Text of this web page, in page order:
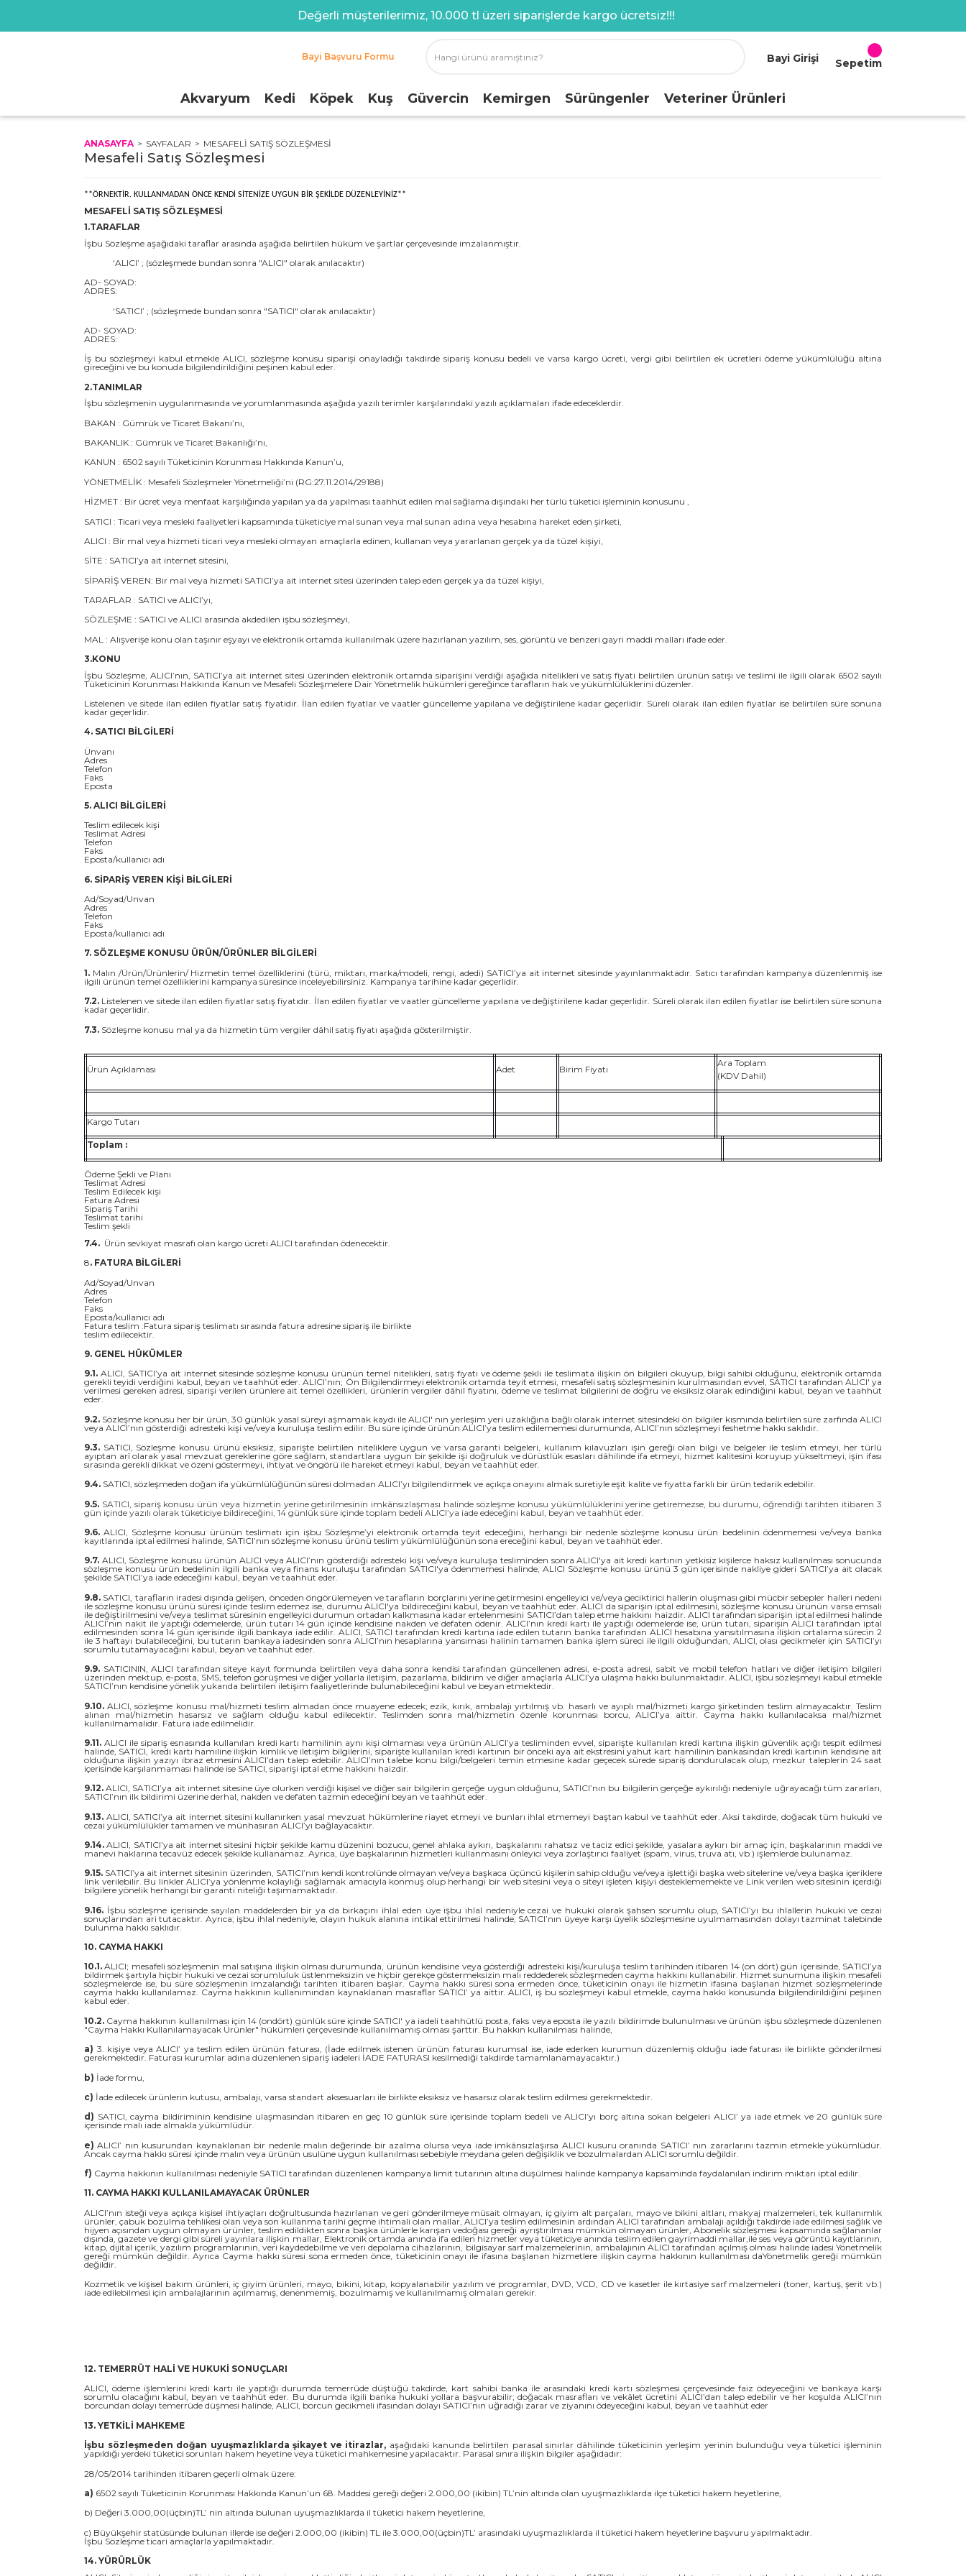
Değerli müşterilerimiz, 10.000 tl üzeri siparişlerde kargo ücretsiz!!!
Bayi Başvuru Formu Bayi Girişi Sepetim
Akvaryum Kedi Köpek Kuş Güvercin Kemirgen Sürüngenler Veteriner Ürünleri
ANASAYFA SAYFALAR MESAFELI SATIŞ SÖZLEŞMESI
Mesafeli Satış Sözleşmesi
**ÖRNEKTİR. KULLANMADAN ÖNCE KENDİ SİTENİZE UYGUN BİR ŞEKİLDE DÜZENLEYİNİZ**
MESAFELİ SATIŞ SÖZLEŞMESİ
1.TARAFLAR
İşbu Sözleşme aşağıdaki taraflar arasında aşağıda belirtilen hüküm ve şartlar çerçevesinde imzalanmıştır.
‘ALICI’ ; (sözleşmede bundan sonra "ALICI" olarak anılacaktır)
AD- SOYAD:
ADRES:
‘SATICI’ ; (sözleşmede bundan sonra "SATICI" olarak anılacaktır)
AD- SOYAD:
ADRES:
İş bu sözleşmeyi kabul etmekle ALICI, sözleşme konusu siparişi onayladığı takdirde sipariş konusu bedeli ve varsa kargo ücreti, vergi gibi belirtilen ek ücretleri ödeme yükümlülüğü altına
gireceğini ve bu konuda bilgilendirildiğini peşinen kabul eder.
2.TANIMLAR
İşbu sözleşmenin uygulanmasında ve yorumlanmasında aşağıda yazılı terimler karşılarındaki yazılı açıklamaları ifade edeceklerdir.
BAKAN : Gümrük ve Ticaret Bakanı’nı,
BAKANLIK : Gümrük ve Ticaret Bakanlığı’nı,
KANUN : 6502 sayılı Tüketicinin Korunması Hakkında Kanun’u,
YÖNETMELİK : Mesafeli Sözleşmeler Yönetmeliği’ni (RG:27.11.2014/29188)
HİZMET : Bir ücret veya menfaat karşılığında yapılan ya da yapılması taahhüt edilen mal sağlama dışındaki her türlü tüketici işleminin konusunu ,
SATICI : Ticari veya mesleki faaliyetleri kapsamında tüketiciye mal sunan veya mal sunan adına veya hesabına hareket eden şirketi,
ALICI : Bir mal veya hizmeti ticari veya mesleki olmayan amaçlarla edinen, kullanan veya yararlanan gerçek ya da tüzel kişiyi,
SİTE : SATICI’ya ait internet sitesini,
SİPARİŞ VEREN: Bir mal veya hizmeti SATICI’ya ait internet sitesi üzerinden talep eden gerçek ya da tüzel kişiyi,
TARAFLAR : SATICI ve ALICI’yı,
SÖZLEŞME : SATICI ve ALICI arasında akdedilen işbu sözleşmeyi,
MAL : Alışverişe konu olan taşınır eşyayı ve elektronik ortamda kullanılmak üzere hazırlanan yazılım, ses, görüntü ve benzeri gayri maddi malları ifade eder.
3.KONU
İşbu Sözleşme, ALICI’nın, SATICI’ya ait internet sitesi üzerinden elektronik ortamda siparişini verdiği aşağıda nitelikleri ve satış fiyatı belirtilen ürünün satışı ve teslimi ile ilgili olarak 6502 sayılı
Tüketicinin Korunması Hakkında Kanun ve Mesafeli Sözleşmelere Dair Yönetmelik hükümleri gereğince tarafların hak ve yükümlülüklerini düzenler.
Listelenen ve sitede ilan edilen fiyatlar satış fiyatıdır. İlan edilen fiyatlar ve vaatler güncelleme yapılana ve değiştirilene kadar geçerlidir. Süreli olarak ilan edilen fiyatlar ise belirtilen süre sonuna
kadar geçerlidir.
4. SATICI BİLGİLERİ
Ünvanı
Adres
Telefon
Faks
Eposta
5. ALICI BİLGİLERİ
Teslim edilecek kişi
Teslimat Adresi
Telefon
Faks
Eposta/kullanıcı adı
6. SİPARİŞ VEREN KİŞİ BİLGİLERİ
Ad/Soyad/Unvan
Adres
Telefon
Faks
Eposta/kullanıcı adı
7. SÖZLEŞME KONUSU ÜRÜN/ÜRÜNLER BİLGİLERİ
1. Malın /Ürün/Ürünlerin/ Hizmetin temel özelliklerini (türü, miktarı, marka/modeli, rengi, adedi) SATICI’ya ait internet sitesinde yayınlanmaktadır. Satıcı tarafından kampanya düzenlenmiş ise
ilgili ürünün temel özelliklerini kampanya süresince inceleyebilirsiniz. Kampanya tarihine kadar geçerlidir.
7.2. Listelenen ve sitede ilan edilen fiyatlar satış fiyatıdır. İlan edilen fiyatlar ve vaatler güncelleme yapılana ve değiştirilene kadar geçerlidir. Süreli olarak ilan edilen fiyatlar ise belirtilen süre sonuna
kadar geçerlidir.
7.3. Sözleşme konusu mal ya da hizmetin tüm vergiler dâhil satış fiyatı aşağıda gösterilmiştir.
Ürün Açıklaması Adet Birim Fiyatı
Ara Toplam
(KDV Dahil)
Kargo Tutarı
Toplam :
Ödeme Şekli ve Planı
Teslimat Adresi
Teslim Edilecek kişi
Fatura Adresi
Sipariş Tarihi
Teslimat tarihi
Teslim şekli
7.4. Ürün sevkiyat masrafı olan kargo ücreti ALICI tarafından ödenecektir.
8. FATURA BİLGİLERİ
Ad/Soyad/Unvan
Adres
Telefon
Faks
Eposta/kullanıcı adı
Fatura teslim :Fatura sipariş teslimatı sırasında fatura adresine sipariş ile birlikte
teslim edilecektir.
9. GENEL HÜKÜMLER
9.1. ALICI, SATICI’ya ait internet sitesinde sözleşme konusu ürünün temel nitelikleri, satış fiyatı ve ödeme şekli ile teslimata ilişkin ön bilgileri okuyup, bilgi sahibi olduğunu, elektronik ortamda
gerekli teyidi verdiğini kabul, beyan ve taahhüt eder. ALICI’nın; Ön Bilgilendirmeyi elektronik ortamda teyit etmesi, mesafeli satış sözleşmesinin kurulmasından evvel, SATICI tarafından ALICI' ya
verilmesi gereken adresi, siparişi verilen ürünlere ait temel özellikleri, ürünlerin vergiler dâhil fiyatını, ödeme ve teslimat bilgilerini de doğru ve eksiksiz olarak edindiğini kabul, beyan ve taahhüt
eder.
9.2. Sözleşme konusu her bir ürün, 30 günlük yasal süreyi aşmamak kaydı ile ALICI' nın yerleşim yeri uzaklığına bağlı olarak internet sitesindeki ön bilgiler kısmında belirtilen süre zarfında ALICI
veya ALICI’nın gösterdiği adresteki kişi ve/veya kuruluşa teslim edilir. Bu süre içinde ürünün ALICI’ya teslim edilememesi durumunda, ALICI’nın sözleşmeyi feshetme hakkı saklıdır.
9.3. SATICI, Sözleşme konusu ürünü eksiksiz, siparişte belirtilen niteliklere uygun ve varsa garanti belgeleri, kullanım kılavuzları işin gereği olan bilgi ve belgeler ile teslim etmeyi, her türlü
ayıptan arî olarak yasal mevzuat gereklerine göre sağlam, standartlara uygun bir şekilde işi doğruluk ve dürüstlük esasları dâhilinde ifa etmeyi, hizmet kalitesini koruyup yükseltmeyi, işin ifası
sırasında gerekli dikkat ve özeni göstermeyi, ihtiyat ve öngörü ile hareket etmeyi kabul, beyan ve taahhüt eder.
9.4. SATICI, sözleşmeden doğan ifa yükümlülüğünün süresi dolmadan ALICI’yı bilgilendirmek ve açıkça onayını almak suretiyle eşit kalite ve fiyatta farklı bir ürün tedarik edebilir.
9.5. SATICI, sipariş konusu ürün veya hizmetin yerine getirilmesinin imkânsızlaşması halinde sözleşme konusu yükümlülüklerini yerine getiremezse, bu durumu, öğrendiği tarihten itibaren 3
gün içinde yazılı olarak tüketiciye bildireceğini, 14 günlük süre içinde toplam bedeli ALICI’ya iade edeceğini kabul, beyan ve taahhüt eder.
9.6. ALICI, Sözleşme konusu ürünün teslimatı için işbu Sözleşme’yi elektronik ortamda teyit edeceğini, herhangi bir nedenle sözleşme konusu ürün bedelinin ödenmemesi ve/veya banka
kayıtlarında iptal edilmesi halinde, SATICI’nın sözleşme konusu ürünü teslim yükümlülüğünün sona ereceğini kabul, beyan ve taahhüt eder.
9.7. ALICI, Sözleşme konusu ürünün ALICI veya ALICI’nın gösterdiği adresteki kişi ve/veya kuruluşa tesliminden sonra ALICI'ya ait kredi kartının yetkisiz kişilerce haksız kullanılması sonucunda
sözleşme konusu ürün bedelinin ilgili banka veya finans kuruluşu tarafından SATICI'ya ödenmemesi halinde, ALICI Sözleşme konusu ürünü 3 gün içerisinde nakliye gideri SATICI’ya ait olacak
şekilde SATICI’ya iade edeceğini kabul, beyan ve taahhüt eder.
9.8. SATICI, tarafların iradesi dışında gelişen, önceden öngörülemeyen ve tarafların borçlarını yerine getirmesini engelleyici ve/veya geciktirici hallerin oluşması gibi mücbir sebepler halleri nedeni
ile sözleşme konusu ürünü süresi içinde teslim edemez ise, durumu ALICI'ya bildireceğini kabul, beyan ve taahhüt eder. ALICI da siparişin iptal edilmesini, sözleşme konusu ürünün varsa emsali
ile değiştirilmesini ve/veya teslimat süresinin engelleyici durumun ortadan kalkmasına kadar ertelenmesini SATICI’dan talep etme hakkını haizdir. ALICI tarafından siparişin iptal edilmesi halinde
ALICI’nın nakit ile yaptığı ödemelerde, ürün tutarı 14 gün içinde kendisine nakden ve defaten ödenir. ALICI’nın kredi kartı ile yaptığı ödemelerde ise, ürün tutarı, siparişin ALICI tarafından iptal
edilmesinden sonra 14 gün içerisinde ilgili bankaya iade edilir. ALICI, SATICI tarafından kredi kartına iade edilen tutarın banka tarafından ALICI hesabına yansıtılmasına ilişkin ortalama sürecin 2
ile 3 haftayı bulabileceğini, bu tutarın bankaya iadesinden sonra ALICI’nın hesaplarına yansıması halinin tamamen banka işlem süreci ile ilgili olduğundan, ALICI, olası gecikmeler için SATICI’yı
sorumlu tutamayacağını kabul, beyan ve taahhüt eder.
9.9. SATICININ, ALICI tarafından siteye kayıt formunda belirtilen veya daha sonra kendisi tarafından güncellenen adresi, e-posta adresi, sabit ve mobil telefon hatları ve diğer iletişim bilgileri
üzerinden mektup, e-posta, SMS, telefon görüşmesi ve diğer yollarla iletişim, pazarlama, bildirim ve diğer amaçlarla ALICI’ya ulaşma hakkı bulunmaktadır. ALICI, işbu sözleşmeyi kabul etmekle
SATICI’nın kendisine yönelik yukarıda belirtilen iletişim faaliyetlerinde bulunabileceğini kabul ve beyan etmektedir.
9.10. ALICI, sözleşme konusu mal/hizmeti teslim almadan önce muayene edecek; ezik, kırık, ambalajı yırtılmış vb. hasarlı ve ayıplı mal/hizmeti kargo şirketinden teslim almayacaktır. Teslim
alınan mal/hizmetin hasarsız ve sağlam olduğu kabul edilecektir. Teslimden sonra mal/hizmetin özenle korunması borcu, ALICI’ya aittir. Cayma hakkı kullanılacaksa mal/hizmet
kullanılmamalıdır. Fatura iade edilmelidir.
9.11. ALICI ile sipariş esnasında kullanılan kredi kartı hamilinin aynı kişi olmaması veya ürünün ALICI’ya tesliminden evvel, siparişte kullanılan kredi kartına ilişkin güvenlik açığı tespit edilmesi
halinde, SATICI, kredi kartı hamiline ilişkin kimlik ve iletişim bilgilerini, siparişte kullanılan kredi kartının bir önceki aya ait ekstresini yahut kart hamilinin bankasından kredi kartının kendisine ait
olduğuna ilişkin yazıyı ibraz etmesini ALICI’dan talep edebilir. ALICI’nın talebe konu bilgi/belgeleri temin etmesine kadar geçecek sürede sipariş dondurulacak olup, mezkur taleplerin 24 saat
içerisinde karşılanmaması halinde ise SATICI, siparişi iptal etme hakkını haizdir.
9.12. ALICI, SATICI’ya ait internet sitesine üye olurken verdiği kişisel ve diğer sair bilgilerin gerçeğe uygun olduğunu, SATICI’nın bu bilgilerin gerçeğe aykırılığı nedeniyle uğrayacağı tüm zararları,
SATICI’nın ilk bildirimi üzerine derhal, nakden ve defaten tazmin edeceğini beyan ve taahhüt eder.
9.13. ALICI, SATICI’ya ait internet sitesini kullanırken yasal mevzuat hükümlerine riayet etmeyi ve bunları ihlal etmemeyi baştan kabul ve taahhüt eder. Aksi takdirde, doğacak tüm hukuki ve
cezai yükümlülükler tamamen ve münhasıran ALICI’yı bağlayacaktır.
9.14. ALICI, SATICI’ya ait internet sitesini hiçbir şekilde kamu düzenini bozucu, genel ahlaka aykırı, başkalarını rahatsız ve taciz edici şekilde, yasalara aykırı bir amaç için, başkalarının maddi ve
manevi haklarına tecavüz edecek şekilde kullanamaz. Ayrıca, üye başkalarının hizmetleri kullanmasını önleyici veya zorlaştırıcı faaliyet (spam, virus, truva atı, vb.) işlemlerde bulunamaz.
9.15. SATICI’ya ait internet sitesinin üzerinden, SATICI’nın kendi kontrolünde olmayan ve/veya başkaca üçüncü kişilerin sahip olduğu ve/veya işlettiği başka web sitelerine ve/veya başka içeriklere
link verilebilir. Bu linkler ALICI’ya yönlenme kolaylığı sağlamak amacıyla konmuş olup herhangi bir web sitesini veya o siteyi işleten kişiyi desteklememekte ve Link verilen web sitesinin içerdiği
bilgilere yönelik herhangi bir garanti niteliği taşımamaktadır.
9.16. İşbu sözleşme içerisinde sayılan maddelerden bir ya da birkaçını ihlal eden üye işbu ihlal nedeniyle cezai ve hukuki olarak şahsen sorumlu olup, SATICI’yı bu ihlallerin hukuki ve cezai
sonuçlarından ari tutacaktır. Ayrıca; işbu ihlal nedeniyle, olayın hukuk alanına intikal ettirilmesi halinde, SATICI’nın üyeye karşı üyelik sözleşmesine uyulmamasından dolayı tazminat talebinde
bulunma hakkı saklıdır.
10. CAYMA HAKKI
10.1. ALICI; mesafeli sözleşmenin mal satışına ilişkin olması durumunda, ürünün kendisine veya gösterdiği adresteki kişi/kuruluşa teslim tarihinden itibaren 14 (on dört) gün içerisinde, SATICI’ya
bildirmek şartıyla hiçbir hukuki ve cezai sorumluluk üstlenmeksizin ve hiçbir gerekçe göstermeksizin malı reddederek sözleşmeden cayma hakkını kullanabilir. Hizmet sunumuna ilişkin mesafeli
sözleşmelerde ise, bu süre sözleşmenin imzalandığı tarihten itibaren başlar. Cayma hakkı süresi sona ermeden önce, tüketicinin onayı ile hizmetin ifasına başlanan hizmet sözleşmelerinde
cayma hakkı kullanılamaz. Cayma hakkının kullanımından kaynaklanan masraflar SATICI’ ya aittir. ALICI, iş bu sözleşmeyi kabul etmekle, cayma hakkı konusunda bilgilendirildiğini peşinen
kabul eder.
10.2. Cayma hakkının kullanılması için 14 (ondört) günlük süre içinde SATICI' ya iadeli taahhütlü posta, faks veya eposta ile yazılı bildirimde bulunulması ve ürünün işbu sözleşmede düzenlenen
"Cayma Hakkı Kullanılamayacak Ürünler" hükümleri çerçevesinde kullanılmamış olması şarttır. Bu hakkın kullanılması halinde,
a) 3. kişiye veya ALICI’ ya teslim edilen ürünün faturası, (İade edilmek istenen ürünün faturası kurumsal ise, iade ederken kurumun düzenlemiş olduğu iade faturası ile birlikte gönderilmesi
gerekmektedir. Faturası kurumlar adına düzenlenen sipariş iadeleri İADE FATURASI kesilmediği takdirde tamamlanamayacaktır.)
b) İade formu,
c) İade edilecek ürünlerin kutusu, ambalajı, varsa standart aksesuarları ile birlikte eksiksiz ve hasarsız olarak teslim edilmesi gerekmektedir.
d) SATICI, cayma bildiriminin kendisine ulaşmasından itibaren en geç 10 günlük süre içerisinde toplam bedeli ve ALICI’yı borç altına sokan belgeleri ALICI’ ya iade etmek ve 20 günlük süre
içerisinde malı iade almakla yükümlüdür.
e) ALICI’ nın kusurundan kaynaklanan bir nedenle malın değerinde bir azalma olursa veya iade imkânsızlaşırsa ALICI kusuru oranında SATICI’ nın zararlarını tazmin etmekle yükümlüdür.
Ancak cayma hakkı süresi içinde malın veya ürünün usulüne uygun kullanılması sebebiyle meydana gelen değişiklik ve bozulmalardan ALICI sorumlu değildir.
f) Cayma hakkının kullanılması nedeniyle SATICI tarafından düzenlenen kampanya limit tutarının altına düşülmesi halinde kampanya kapsamında faydalanılan indirim miktarı iptal edilir.
11. CAYMA HAKKI KULLANILAMAYACAK ÜRÜNLER
ALICI’nın isteği veya açıkça kişisel ihtiyaçları doğrultusunda hazırlanan ve geri gönderilmeye müsait olmayan, iç giyim alt parçaları, mayo ve bikini altları, makyaj malzemeleri, tek kullanımlık
ürünler, çabuk bozulma tehlikesi olan veya son kullanma tarihi geçme ihtimali olan mallar, ALICI’ya teslim edilmesinin ardından ALICI tarafından ambalajı açıldığı takdirde iade edilmesi sağlık ve
hijyen açısından uygun olmayan ürünler, teslim edildikten sonra başka ürünlerle karışan vedoğası gereği ayrıştırılması mümkün olmayan ürünler, Abonelik sözleşmesi kapsamında sağlananlar
dışında, gazete ve dergi gibi süreli yayınlara ilişkin mallar, Elektronik ortamda anında ifa edilen hizmetler veya tüketiciye anında teslim edilen gayrimaddi mallar,ile ses veya görüntü kayıtlarının,
kitap, dijital içerik, yazılım programlarının, veri kaydedebilme ve veri depolama cihazlarının, bilgisayar sarf malzemelerinin, ambalajının ALICI tarafından açılmış olması halinde iadesi Yönetmelik
gereği mümkün değildir. Ayrıca Cayma hakkı süresi sona ermeden önce, tüketicinin onayı ile ifasına başlanan hizmetlere ilişkin cayma hakkının kullanılması daYönetmelik gereği mümkün
değildir.
Kozmetik ve kişisel bakım ürünleri, iç giyim ürünleri, mayo, bikini, kitap, kopyalanabilir yazılım ve programlar, DVD, VCD, CD ve kasetler ile kırtasiye sarf malzemeleri (toner, kartuş, şerit vb.)
iade edilebilmesi için ambalajlarının açılmamış, denenmemiş, bozulmamış ve kullanılmamış olmaları gerekir.
12. TEMERRÜT HALİ VE HUKUKİ SONUÇLARI
ALICI, ödeme işlemlerini kredi kartı ile yaptığı durumda temerrüde düştüğü takdirde, kart sahibi banka ile arasındaki kredi kartı sözleşmesi çerçevesinde faiz ödeyeceğini ve bankaya karşı
sorumlu olacağını kabul, beyan ve taahhüt eder. Bu durumda ilgili banka hukuki yollara başvurabilir; doğacak masrafları ve vekâlet ücretini ALICI’dan talep edebilir ve her koşulda ALICI’nın
borcundan dolayı temerrüde düşmesi halinde, ALICI, borcun gecikmeli ifasından dolayı SATICI’nın uğradığı zarar ve ziyanını ödeyeceğini kabul, beyan ve taahhüt eder
13. YETKİLİ MAHKEME
İşbu sözleşmeden doğan uyuşmazlıklarda şikayet ve itirazlar, aşağıdaki kanunda belirtilen parasal sınırlar dâhilinde tüketicinin yerleşim yerinin bulunduğu veya tüketici işleminin
yapıldığı yerdeki tüketici sorunları hakem heyetine veya tüketici mahkemesine yapılacaktır. Parasal sınıra ilişkin bilgiler aşağıdadır:
28/05/2014 tarihinden itibaren geçerli olmak üzere:
a) 6502 sayılı Tüketicinin Korunması Hakkında Kanun’un 68. Maddesi gereği değeri 2.000,00 (ikibin) TL’nin altında olan uyuşmazlıklarda ilçe tüketici hakem heyetlerine,
b) Değeri 3.000,00(üçbin)TL’ nin altında bulunan uyuşmazlıklarda il tüketici hakem heyetlerine,
c) Büyükşehir statüsünde bulunan illerde ise değeri 2.000,00 (ikibin) TL ile 3.000,00(üçbin)TL’ arasındaki uyuşmazlıklarda il tüketici hakem heyetlerine başvuru yapılmaktadır.
İşbu Sözleşme ticari amaçlarla yapılmaktadır.
14. YÜRÜRLÜK